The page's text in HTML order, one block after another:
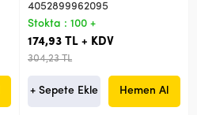
4052899962095
Stokta : 100 +
174,93 TL + KDV
304,23 TL
+ Sepete Ekle Hemen Al